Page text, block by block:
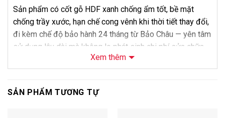
Sản phẩm có cốt gỗ HDF xanh chống ẩm tốt, bề mặt
chống trầy xước, hạn chế cong vênh khi thời tiết thay đổi,
đi kèm chế độ bảo hành 24 tháng từ Bảo Châu — yên tâm
sử dụng lâu dài mà không lo phát sinh chi phí sửa chữa
chống ẩm, phù hợp hơn cho khu vực có độ ẩm cao so với
Xem thêm
SẢN PHẨM TƯƠNG TỰ